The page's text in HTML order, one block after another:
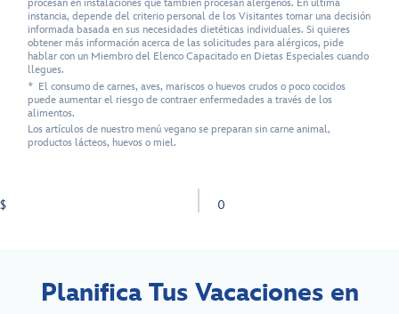
procesan en instalaciones que también procesan alérgenos. En última
instancia, depende del criterio personal de los Visitantes tomar una decisión
informada basada en sus necesidades dietéticas individuales. Si quieres
obtener más información acerca de las solicitudes para alérgicos, pide
hablar con un Miembro del Elenco Capacitado en Dietas Especiales cuando
llegues.
* El consumo de carnes, aves, mariscos o huevos crudos o poco cocidos
puede aumentar el riesgo de contraer enfermedades a través de los
alimentos.
Los artículos de nuestro menú vegano se preparan sin carne animal,
productos lácteos, huevos o miel.
$ 0
Planifica Tus Vacaciones en